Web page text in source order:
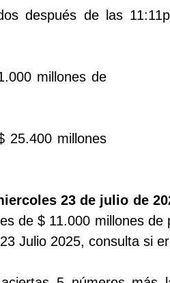
después de las
millones de
millones
23 de julio de
de $ 11.000 millones de
Julio 2025, consulta si